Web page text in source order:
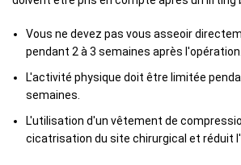
Vous ne devez pas vous asseoir
pendant 2 à 3 semaines après l'opération.
L'activité physique doit être limitée
semaines.
L'utilisation d'un vêtement de
cicatrisation du site chirurgical et réduit